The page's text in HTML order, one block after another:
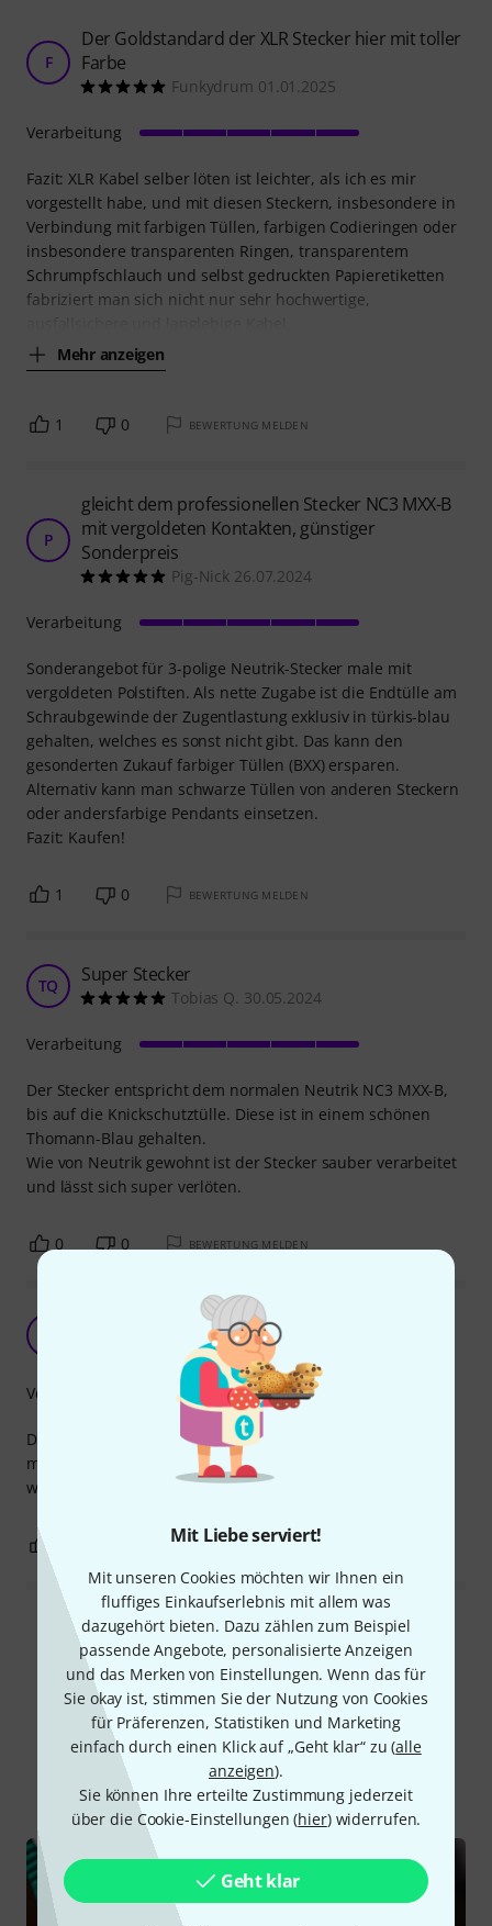
Mit Liebe serviert!
Mit unseren Cookies möchten wir Ihnen ein
fluffiges Einkaufserlebnis mit allem was
dazugehört bieten. Dazu zählen zum Beispiel
passende Angebote, personalisierte Anzeigen
und das Merken von Einstellungen. Wenn das für
Sie okay ist, stimmen Sie der Nutzung von Cookies
für Präferenzen, Statistiken und Marketing
einfach durch einen Klick auf „Geht klar“ zu (alle
anzeigen).
Sie können Ihre erteilte Zustimmung jederzeit
über die Cookie-Einstellungen (hier) widerrufen.
Geht klar
F
Der Goldstandard der XLR Stecker hier mit toller
Farbe
Funkydrum 01.01.2025
Fazit: XLR Kabel selber löten ist leichter, als ich es mir
vorgestellt habe, und mit diesen Steckern, insbesondere in
Verbindung mit farbigen Tüllen, farbigen Codieringen oder
insbesondere transparenten Ringen, transparentem
Schrumpfschlauch und selbst gedruckten Papieretiketten
fabriziert man sich nicht nur sehr hochwertige,
Mehr anzeigen
Verarbeitung
1 0 BEWERTUNG MELDEN
P
gleicht dem professionellen Stecker NC3 MXX-B
mit vergoldeten Kontakten, günstiger
Sonderpreis
Pig-Nick 26.07.2024
Sonderangebot für 3-polige Neutrik-Stecker male mit
vergoldeten Polstiften. Als nette Zugabe ist die Endtülle am
Schraubgewinde der Zugentlastung exklusiv in türkis-blau
gehalten, welches es sonst nicht gibt. Das kann den
gesonderten Zukauf farbiger Tüllen (BXX) ersparen.
Alternativ kann man schwarze Tüllen von anderen Steckern
oder andersfarbige Pendants einsetzen.
Fazit: Kaufen!
Verarbeitung
1 0 BEWERTUNG MELDEN
TQ Super Stecker
Tobias Q. 30.05.2024
Der Stecker entspricht dem normalen Neutrik NC3 MXX-B,
bis auf die Knickschutztülle. Diese ist in einem schönen
Thomann-Blau gehalten.
Wie von Neutrik gewohnt ist der Stecker sauber verarbeitet
und lässt sich super verlöten.
Verarbeitung
0 0 BEWERTUNG MELDEN
Neutrik MXX-B Thomann Edition
Thoringer 16.05.2024
Die gleiche top Qualität wie die Standard MXX Stecker, nur
mit schöner Thomann-Blau Tülle und sogar ein par Cent
weniger.
Verarbeitung
BEWERTUNG MELDEN
Alle Bewertungen lesen
Schon gewusst?
Alle Ratgeber Downloads